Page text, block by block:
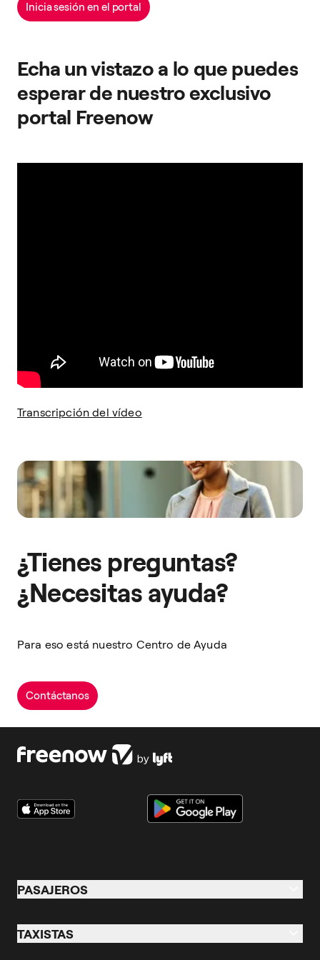
Inicia sesión en el portal
Echa un vistazo a lo que puedes
esperar de nuestro exclusivo
portal Freenow
Transcripción del vídeo
¿Tienes preguntas?
¿Necesitas ayuda?
Para eso está nuestro Centro de Ayuda
Contáctanos
PASAJEROS
Taxi
TAXISTAS